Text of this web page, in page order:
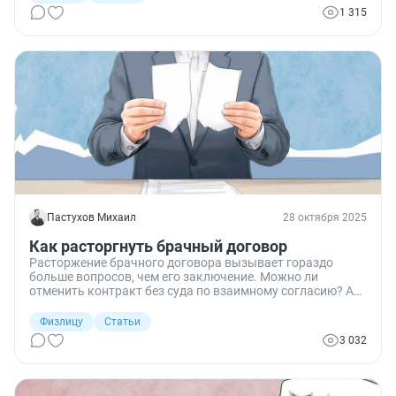
1 315
Пастухов Михаил 28 октября 2025
Как расторгнуть брачный договор
Расторжение брачного договора вызывает гораздо
больше вопросов, чем его заключение. Можно ли
отменить контракт без суда по взаимному согласию? А
обращения в суд? Обязательно ли сначала направлять
претензию? И что вообще считается «существенным
нарушением»? Ответы на эти вопросы критически
способна привести к возврату иска или признанию
Физлицу
Статьи
3 032